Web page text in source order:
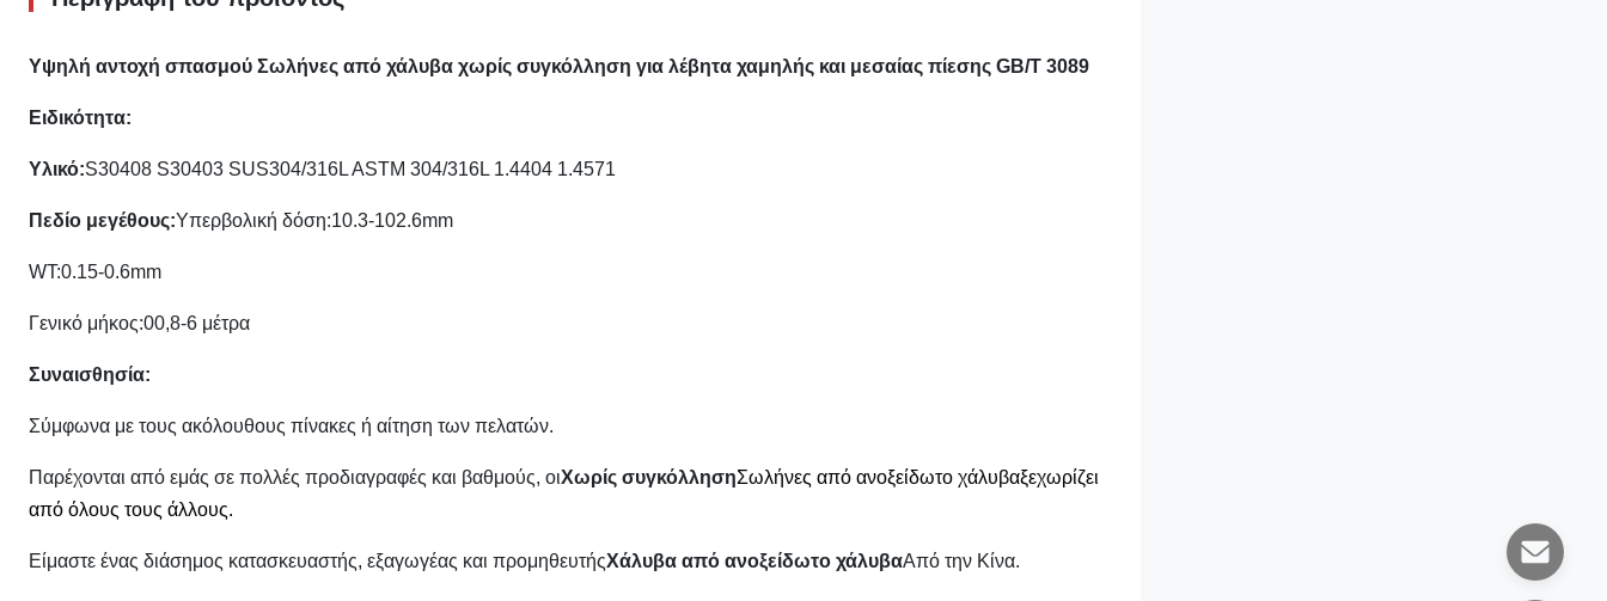
Υψηλή αντοχή σπασμού Σωλήνες από χάλυβα χωρίς συγκόλληση για λέβητα χαμηλής και μεσαίας πίεσης GB/T 3089
Ειδικότητα:
Υλικό:S30408 S30403 SUS304/316L ASTM 304/316L 1.4404 1.4571
Πεδίο μεγέθους:Υπερβολική δόση:10.3-102.6mm
WT:0.15-0.6mm
Γενικό μήκος:00,8-6 μέτρα
Συναισθησία:
Σύμφωνα με τους ακόλουθους πίνακες ή αίτηση των πελατών.
Παρέχονται από εμάς σε πολλές προδιαγραφές και βαθμούς, οιΧωρίς συγκόλλησηΣωλήνες από ανοξείδωτο χάλυβαξεχωρίζει
από όλους τους άλλους.
Είμαστε ένας διάσημος κατασκευαστής, εξαγωγέας και προμηθευτήςΧάλυβα από ανοξείδωτο χάλυβαΑπό την Κίνα.